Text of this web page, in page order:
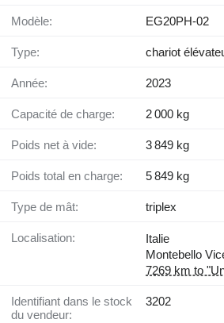
Modèle: EG20PH-02
Type: chariot
Année: 2023
Capacité de charge: 2 000 kg
Poids net à vide: 3 849 kg
Poids total en charge: 5 849 kg
Type de mât: triplex
Localisation:
Italie
Montebello
7269 km to
Identifiant dans le stock
du vendeur:
3202